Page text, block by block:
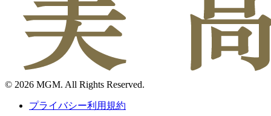
© 2026 MGM. All Rights Reserved.
プライバシー利用規約